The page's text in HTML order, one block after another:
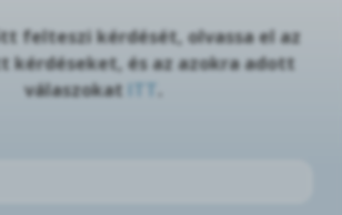
felteszi kérdését, olvassa el az
és az azokra adott
válaszokat